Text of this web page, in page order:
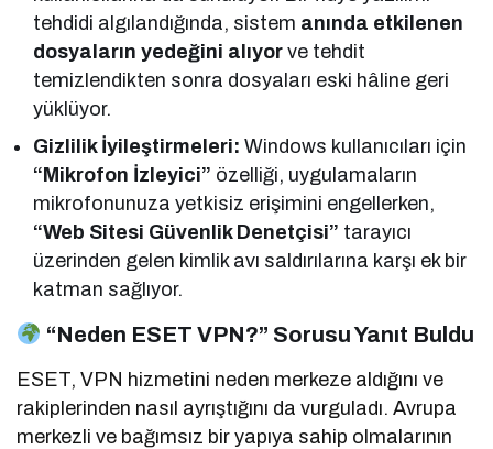
tehdidi algılandığında, sistem anında etkilenen
dosyaların yedeğini alıyor ve tehdit
temizlendikten sonra dosyaları eski hâline geri
yüklüyor.
Gizlilik İyileştirmeleri: Windows kullanıcıları için
“Mikrofon İzleyici” özelliği, uygulamaların
mikrofonunuza yetkisiz erişimini engellerken,
“Web Sitesi Güvenlik Denetçisi” tarayıcı
üzerinden gelen kimlik avı saldırılarına karşı ek bir
katman sağlıyor.
“Neden ESET VPN?” Sorusu Yanıt Buldu
ESET, VPN hizmetini neden merkeze aldığını ve
rakiplerinden nasıl ayrıştığını da vurguladı. Avrupa
merkezli ve bağımsız bir yapıya sahip olmalarının